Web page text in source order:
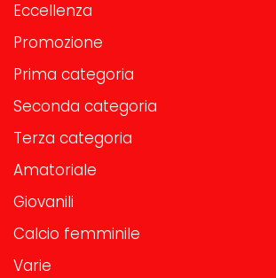
Eccellenza
Promozione
Prima categoria
Seconda categoria
Terza categoria
Amatoriale
Giovanili
Calcio femminile
Varie